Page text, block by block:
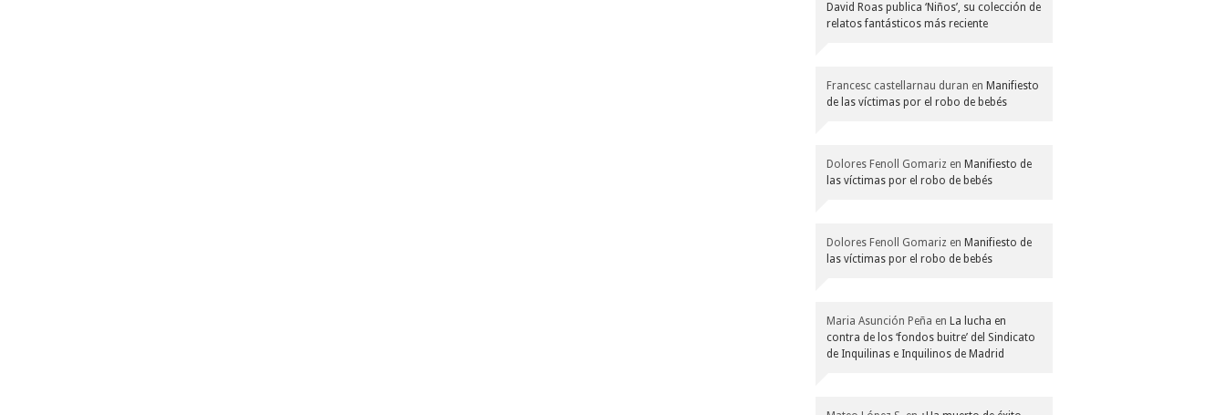
David Roas publica ‘Niños’, su colección de
relatos fantásticos más reciente
Francesc castellarnau duran en Manifiesto
de las víctimas por el robo de bebés
Dolores Fenoll Gomariz en Manifiesto de
las víctimas por el robo de bebés
Dolores Fenoll Gomariz en Manifiesto de
las víctimas por el robo de bebés
Maria Asunción Peña en La lucha en
contra de los ‘fondos buitre’ del Sindicato
de Inquilinas e Inquilinos de Madrid